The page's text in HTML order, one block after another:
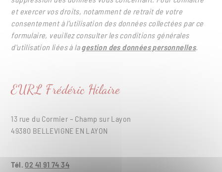
et exercer vos droits, notamment de retrait de votre
consentement à l'utilisation des données collectées par ce
formulaire, veuillez consulter les conditions générales
d'utilisation liées à lagestion des données personnelles.
EURL Frédéric Hilaire
13 rue du Cormier – Champ sur Layon
49380 BELLEVIGNE EN LAYON
Tél.02 41 91 74 34